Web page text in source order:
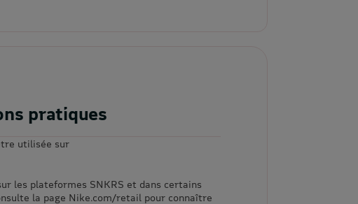
pratiques
utilisée sur
les plateformes SNKRS et dans certains
la page Nike.com/retail pour connaître